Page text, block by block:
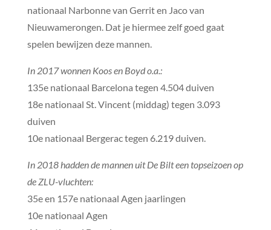
nationaal Narbonne van Gerrit en Jaco van
Nieuwamerongen. Dat je hiermee zelf goed gaat
spelen bewijzen deze mannen.
In 2017 wonnen Koos en Boyd o.a.:
135e nationaal Barcelona tegen 4.504 duiven
18e nationaal St. Vincent (middag) tegen 3.093
duiven
10e nationaal Bergerac tegen 6.219 duiven.
In 2018 hadden de mannen uit De Bilt een topseizoen op
de ZLU-vluchten:
35e en 157e nationaal Agen jaarlingen
10e nationaal Agen